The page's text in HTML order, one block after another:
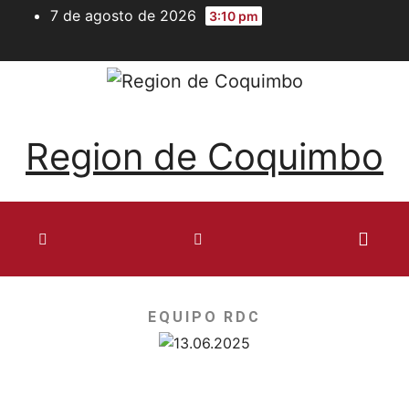
7 de agosto de 2026 3:10 pm
Region de Coquimbo
EQUIPO RDC